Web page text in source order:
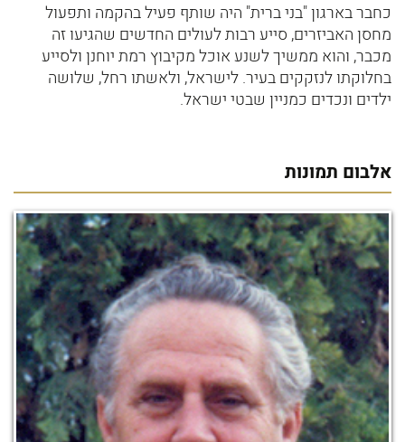
כחבר בארגון "בני ברית" היה שותף פעיל בהקמה ותפעול
מחסן האביזרים, סייע רבות לעולים החדשים שהגיעו זה
מכבר, והוא ממשיך לשנע אוכל מקיבוץ רמת יוחנן ולסייע
בחלוקתו לנזקקים בעיר. לישראל, ולאשתו רחל, שלושה
ילדים ונכדים כמניין שבטי ישראל.
אלבום תמונות